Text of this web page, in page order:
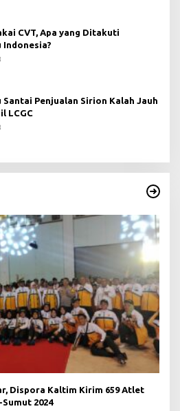
CVT, Apa yang Ditakuti
Indonesia?
Santai Penjualan Sirion Kalah Jauh
LCGC
Dispora Kaltim Kirim 659 Atlet
2024